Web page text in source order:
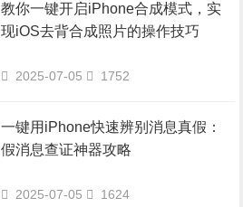
教你一键开启iPhone合成模式，实
现iOS去背合成照片的操作技巧
2025-07-05 1752
一键用iPhone快速辨别消息真假：
假消息查证神器攻略
2025-07-05 1624